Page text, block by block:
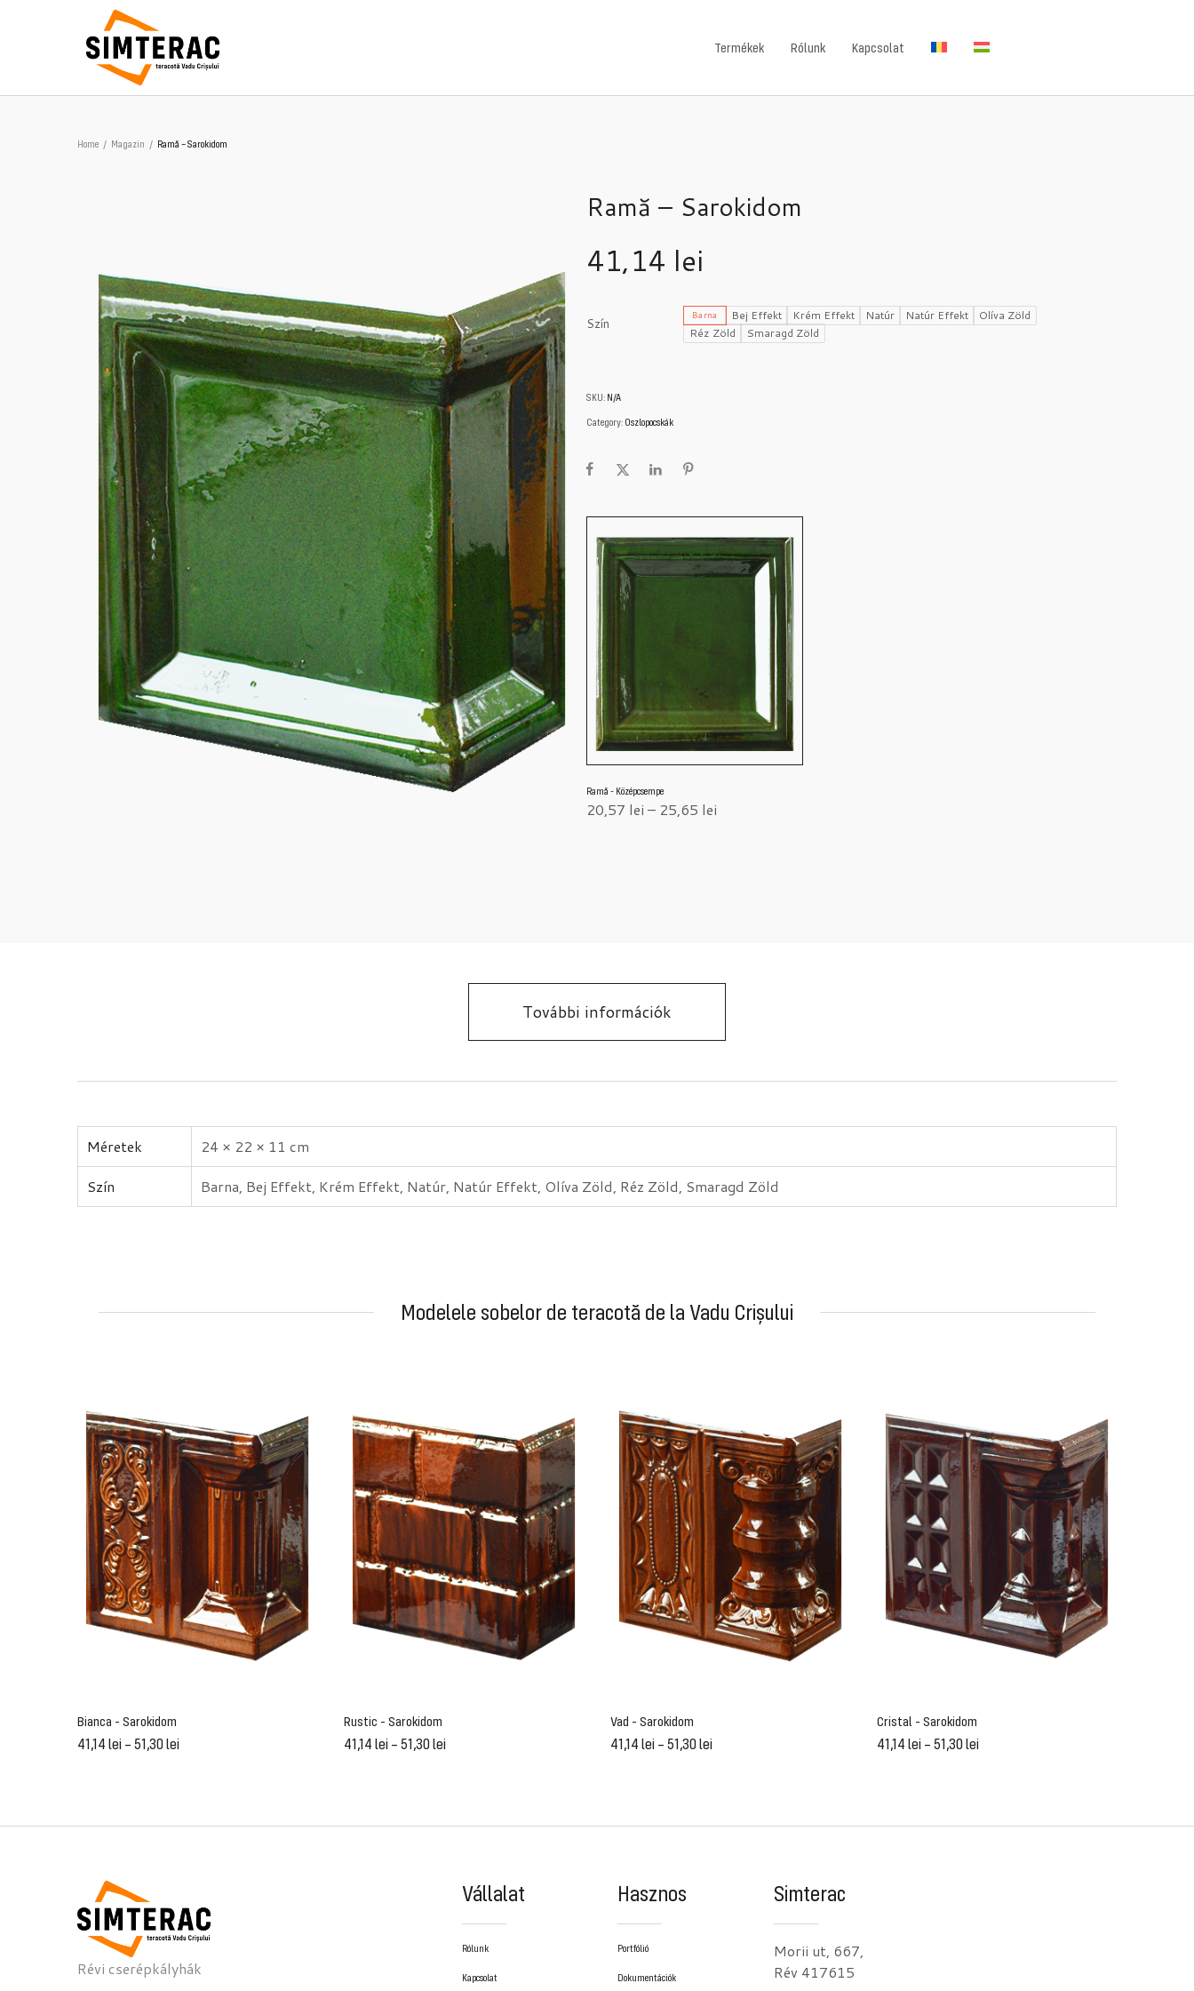
Termékek Rólunk Kapcsolat
Home / Magazin / Ramă – Sarokidom
Ramă – Sarokidom
41,14 lei
Szín Barna Bej Effekt Krém Effekt Natúr Natúr Effekt
Olíva Zöld
Réz Zöld
Smaragd Zöld
SKU: N/A
Category: Oszlopocskák
Ramă - Középcsempe
20,57 lei – 25,65 lei
További információk
Méretek
24 × 22 × 11 cm
Szín
Barna, Bej Effekt, Krém Effekt, Natúr, Natúr Effekt, Olíva Zöld, Réz Zöld, Smaragd Zöld
Modelele sobelor de teracotă de la Vadu Crișului
Bianca - Sarokidom
41,14 lei – 51,30 lei
Rustic - Sarokidom
41,14 lei – 51,30 lei
Vad - Sarokidom
41,14 lei – 51,30 lei
Cristal - Sarokidom
41,14 lei – 51,30 lei
Révi cserépkályhák
Vállalat
Rólunk
Kapcsolat
Hasznos
Portfólió
Dokumentációk
Simterac
Morii ut, 667,
Rév 417615